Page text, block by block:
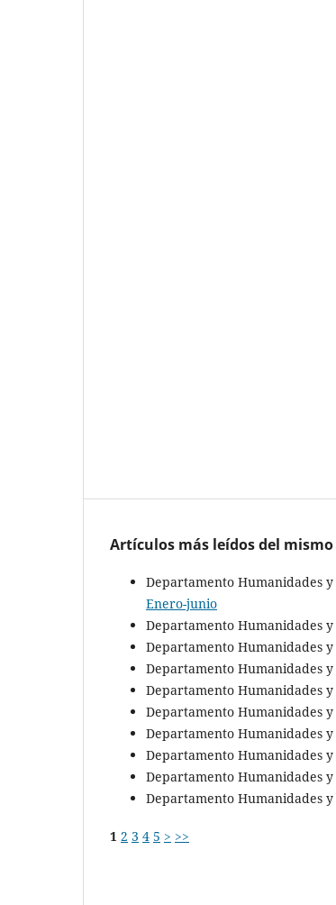
Artículos más leídos del
Departamento Humanidades y
Enero-junio
Departamento Humanidades y
Departamento Humanidades y
Departamento Humanidades y
Departamento Humanidades y
Departamento Humanidades y
Departamento Humanidades y
Departamento Humanidades y
Departamento Humanidades y
Departamento Humanidades y
1 2 3 4 5 > >>